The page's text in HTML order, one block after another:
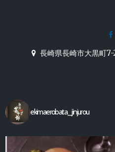
ン
長崎駅前の
長崎県長崎市大黒町7-
ekimaerobata_jinjurou